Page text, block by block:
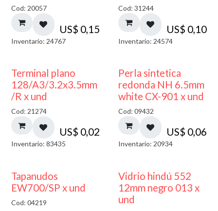
Cod: 20057
US$ 0,15
Inventario: 24767
Cod: 31244
US$ 0,10
Inventario: 24574
Terminal plano
128/A3/3.2x3.5mm
/R x und
Cod: 21274
US$ 0,02
Inventario: 83435
Perla sintetica
redonda NH 6.5mm
white CX-901 x und
Cod: 09432
US$ 0,06
Inventario: 20934
50% DESCUENTO
Tapanudos
EW700/SP x und
Cod: 04219 40% DESCUENTO
Vidrio hindú 552
12mm negro 013 x
und